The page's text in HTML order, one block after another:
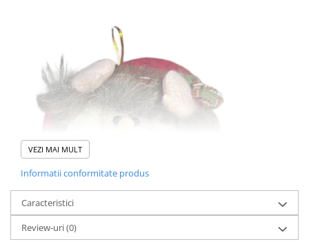
Genti, Portofele, Penare
Ingrijire Unghii
Jucarii Creative
Jucarii pentru copii
Jucarii si Jocuri
Markere si Set Desen
Markere si Set Desen
Scaune de masa bebe
Articole Petrecere
VEZI MAI MULT
Informatii conformitate produs
Caracteristici
Review-uri(0)